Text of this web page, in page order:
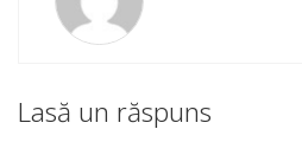
Lasă un răspuns